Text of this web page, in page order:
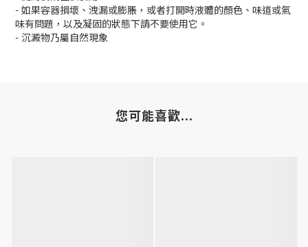
- 如果容器損壞、洩漏或膨脹，或者打開時液體的顏色、味道或氣
味有問題，以及凝固的狀態下請不要使用它。
- 沉澱物乃屬自然現象
您可能喜歡...